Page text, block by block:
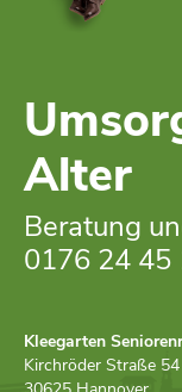
Alter
Beratung
0176 24 45
Kleegarten
Kirchröder Straße 54